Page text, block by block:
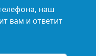
наш
вам и ответит